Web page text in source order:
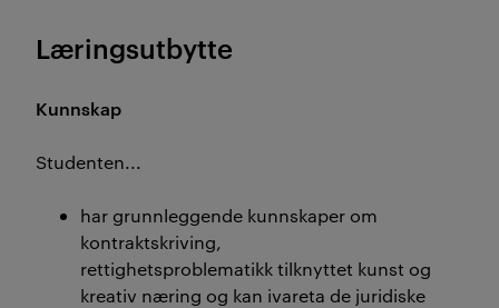
Læringsutbytte
Kunnskap
Studenten...
har grunnleggende kunnskaper om
kontraktskriving,
rettighetsproblematikk tilknyttet kunst og
kreativ næring og kan ivareta de juridiske